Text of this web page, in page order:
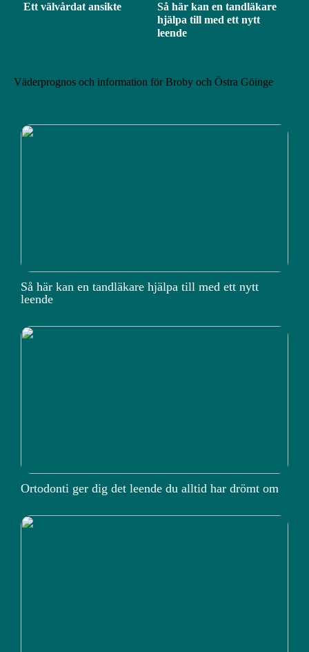
Ett välvårdat ansikte
Så här kan en tandläkare
hjälpa till med ett nytt
leende
Väderprognos och information för Broby och Östra Göinge
Så här kan en tandläkare hjälpa till med ett nytt
leende
Ortodonti ger dig det leende du alltid har drömt om